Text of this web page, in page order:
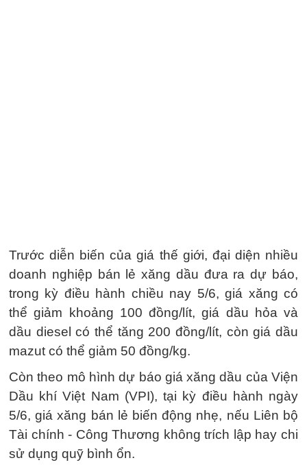
Trước diễn biến của giá thế giới, đại diện nhiều
doanh nghiệp bán lẻ xăng dầu đưa ra dự báo,
trong kỳ điều hành chiều nay 5/6, giá xăng có
thể giảm khoảng 100 đồng/lít, giá dầu hỏa và
dầu diesel có thể tăng 200 đồng/lít, còn giá dầu
mazut có thể giảm 50 đồng/kg.
Còn theo mô hình dự báo giá xăng dầu của Viện
Dầu khí Việt Nam (VPI), tại kỳ điều hành ngày
5/6, giá xăng bán lẻ biến động nhẹ, nếu Liên bộ
Tài chính - Công Thương không trích lập hay chi
sử dụng quỹ bình ổn.